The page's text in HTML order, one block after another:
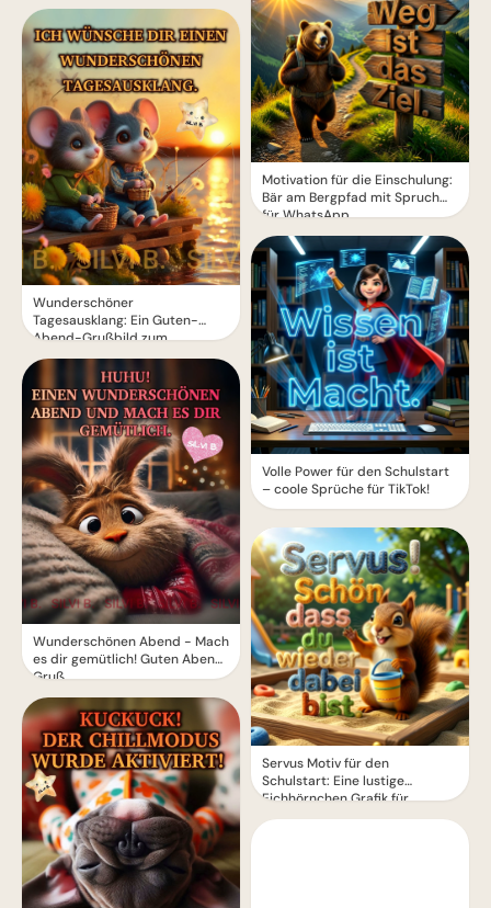
Wunderschöner
Tagesausklang: Ein Guten-
Abend-Grußbild zum
Entspannen
Wunderschönen Abend - Mach
es dir gemütlich! Guten Abend
Gruß
Motivation für die Einschulung:
Bär am Bergpfad mit Spruch
für WhatsApp
Volle Power für den Schulstart
– coole Sprüche für TikTok!
Servus Motiv für den
Schulstart: Eine lustige
Eichhörnchen Grafik für
WhatsApp